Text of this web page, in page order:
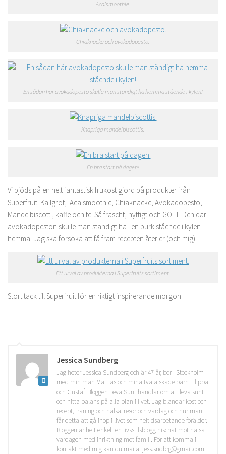
Acaismoothie.
Chiaknäcke och avokadopesto.
En sådan här avokadopesto skulle man ständigt ha hemma stående i kylen!
Knapriga mandelbiscottis.
En bra start på dagen!
Vi bjöds på en helt fantastisk frukost gjord på produkter från
Superfruit. Kallgröt, Acaismoothie, Chiaknäcke, Avokadopesto,
Mandelbiscotti, kaffe och te. Så fräscht, nyttigt och GOTT! Den där
avokadopeston skulle man ständigt ha i en burk stående i kylen
hemma! Jag ska försöka att få fram recepten åter er (och mig).
Ett urval av produkterna i Superfruits sortiment.
Stort tack till Superfruit för en riktigt inspirerande morgon!
Jessica Sundberg
Jag heter Jessica Sundberg och är 47 år, bor i Stockholm
med min man Mattias och mina två älskade barn Filippa
och Gustaf. Bloggen Leva Sunt handlar om att leva sunt
och hitta balans på alla plan i livet. Jag blandar kost och
recept, träning och hälsa, resor och vardag och hur man
får detta att gå ihop i livet som heltidsarbetande förälder.
Bloggen är helt enkelt en livsstilsblogg nischat mot hälsa i
vardagen med inriktning mot familj. För att komma i
kontakt med mig kan du maila: jess.sndbrg@gmail.com